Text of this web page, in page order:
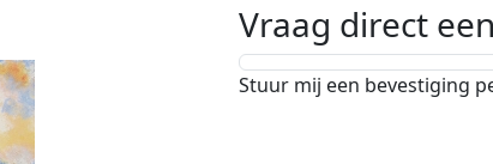
Vraag direct
Stuur mij een bevestiging